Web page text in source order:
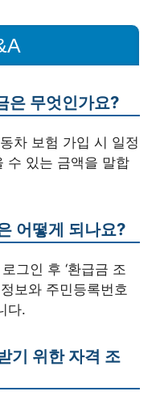
은 무엇인가요?
차 보험 가입 시 일정
수 있는 금액을 말합
어떻게 되나요?
그인 후 ‘환급금 조
보와 주민등록번호
다.
기 위한 자격 조